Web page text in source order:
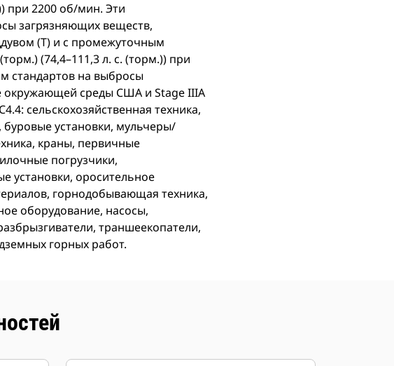
при 2200 об/мин. Эти
загрязняющих веществ,
(T) и с промежуточным
(74,4–111,3 л. с. (торм.)) при
стандартов на выбросы
окружающей среды США и Stage IIIA
сельскохозяйственная техника,
установки, мульчеры/
краны, первичные
погрузчики,
установки, оросительное
горнодобывающая техника,
оборудование, насосы,
траншеекопатели,
горных работ.